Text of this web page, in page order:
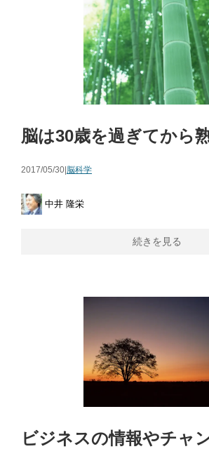
脳は30歳を過ぎてから
2017/05/30|脳科学
中井 隆栄
続きを見る
ビジネスの情報やチャ